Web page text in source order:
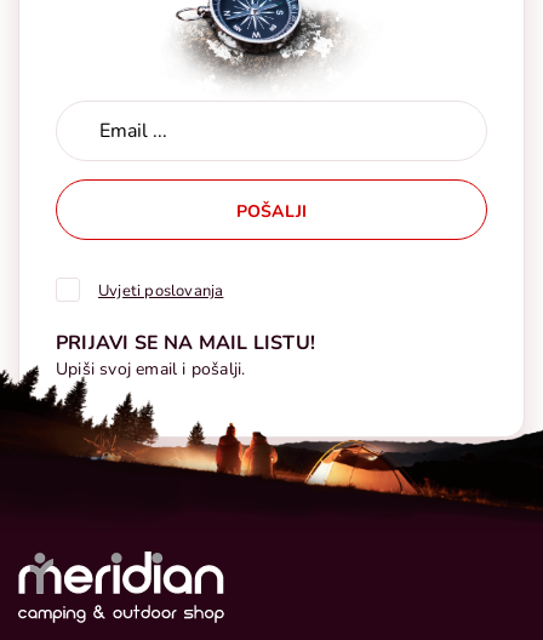
POŠALJI
Uvjeti poslovanja
PRIJAVI SE NA MAIL LISTU!
Upiši svoj email i pošalji.